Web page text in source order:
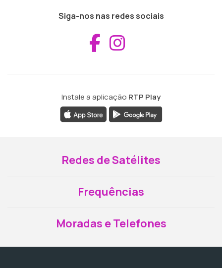
Siga-nos nas redes sociais
Aceder ao
Instale a aplicação RTP Play
Redes de Satélites
Frequências
Moradas e Telefones